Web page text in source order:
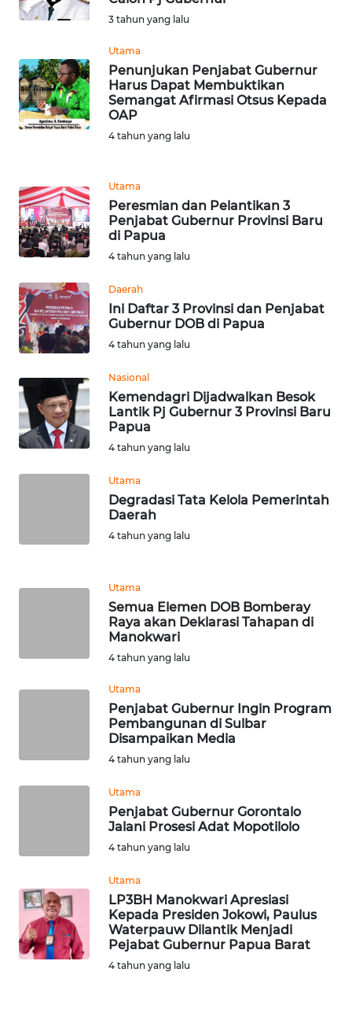
3 tahun yang lalu
Utama
Penunjukan Penjabat Gubernur
Harus Dapat Membuktikan
Semangat Afirmasi Otsus Kepada
OAP
4 tahun yang lalu
Utama
Peresmian dan Pelantikan 3
Penjabat Gubernur Provinsi Baru
di Papua
4 tahun yang lalu
Daerah
Ini Daftar 3 Provinsi dan Penjabat
Gubernur DOB di Papua
4 tahun yang lalu
Nasional
Kemendagri Dijadwalkan Besok
Lantik Pj Gubernur 3 Provinsi Baru
Papua
4 tahun yang lalu
Utama
Degradasi Tata Kelola Pemerintah
Daerah
4 tahun yang lalu
Utama
Semua Elemen DOB Bomberay
Raya akan Deklarasi Tahapan di
Manokwari
4 tahun yang lalu
Utama
Penjabat Gubernur Ingin Program
Pembangunan di Sulbar
Disampaikan Media
4 tahun yang lalu
Utama
Penjabat Gubernur Gorontalo
Jalani Prosesi Adat Mopotilolo
4 tahun yang lalu
Utama
LP3BH Manokwari Apresiasi
Kepada Presiden Jokowi, Paulus
Waterpauw Dilantik Menjadi
Pejabat Gubernur Papua Barat
4 tahun yang lalu
TENTANG
PEDOMAN
MEDIA
SIBER
KARIR
DISCLAIMER
News
Regional
WN
WN
JAKARTA
KEPRI
BARAT
WN
SERAMBI
WN
JAMBI